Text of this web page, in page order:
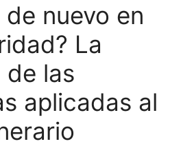
de nuevo en
La
de las
aplicadas al